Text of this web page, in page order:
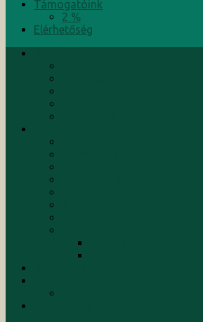
Támogatóink
2 %
Elérhetőség